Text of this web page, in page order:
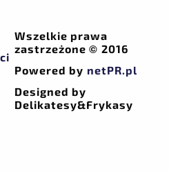
Wszelkie prawa
zastrzeżone © 2016
Powered by netPR.pl
Designed by
Delikatesy&Frykasy